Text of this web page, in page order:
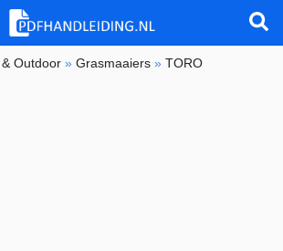
Outdoor »Grasmaaiers »TORO